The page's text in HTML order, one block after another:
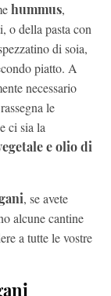
hummus,
o della pasta con
di soia,
piatto. A
necessario
le
ci sia la
e olio di
, se avete
alcune cantine
a tutte le vostre